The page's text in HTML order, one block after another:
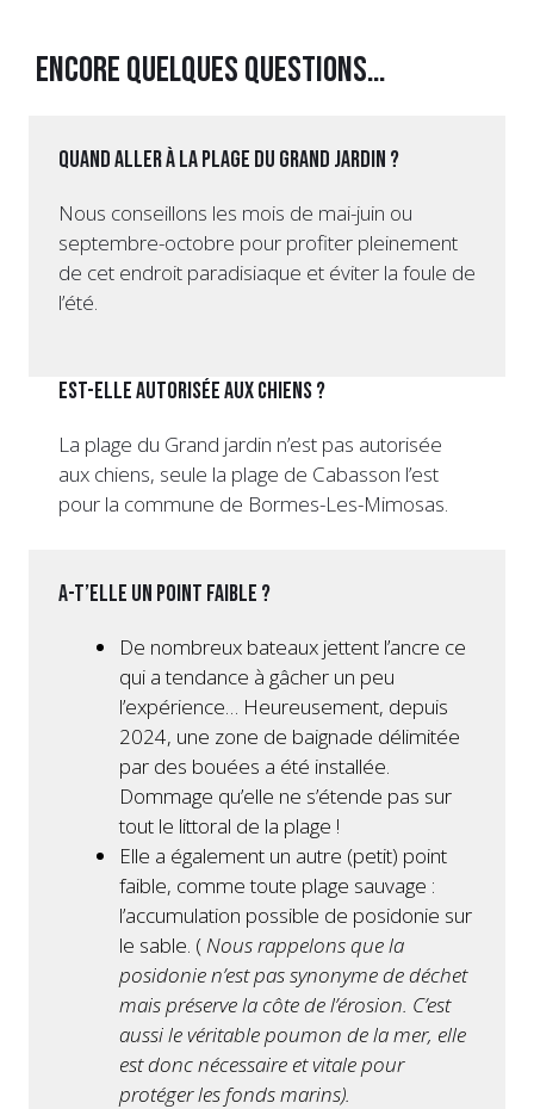
Encore quelques questions…
Quand aller à la plage du Grand jardin ?
Nous conseillons les mois de mai-juin ou
septembre-octobre pour profiter pleinement
de cet endroit paradisiaque et éviter la foule de
l’été.
Est-elle autorisée aux chiens ?
La plage du Grand jardin n’est pas autorisée
aux chiens, seule la plage de Cabasson l’est
pour la commune de Bormes-Les-Mimosas.
A-t’elle un point faible ?
De nombreux bateaux jettent l’ancre ce
qui a tendance à gâcher un peu
l’expérience… Heureusement, depuis
2024, une zone de baignade délimitée
par des bouées a été installée.
Dommage qu’elle ne s’étende pas sur
tout le littoral de la plage !
Elle a également un autre (petit) point
faible, comme toute plage sauvage :
l’accumulation possible de posidonie sur
le sable. ( Nous rappelons que la
posidonie n’est pas synonyme de déchet
mais préserve la côte de l’érosion. C’est
aussi le véritable poumon de la mer, elle
est donc nécessaire et vitale pour
protéger les fonds marins).